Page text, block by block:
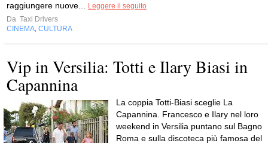
raggiungere nuove...
Leggere il seguito
Da Taxi Drivers
CINEMA CULTURA
Vip in Versilia: Totti e Ilary Biasi in
Capannina
La coppia Totti-Biasi sceglie La
Capannina. Francesco e Ilary nel loro
weekend in Versilia puntano sul Bagno
Roma e sulla discoteca più famosa del